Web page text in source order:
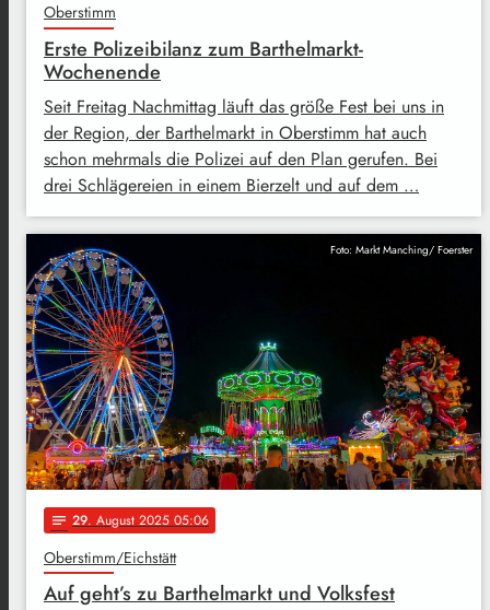
Oberstimm
Erste Polizeibilanz zum Barthelmarkt-
Wochenende
Seit Freitag Nachmittag läuft das größe Fest bei uns in
der Region, der Barthelmarkt in Oberstimm hat auch
schon mehrmals die Polizei auf den Plan gerufen. Bei
drei Schlägereien in einem Bierzelt und auf dem …
Foto: Markt Manching/ Foerster
notes 29. August 2025 05:06
Oberstimm/Eichstätt
Auf geht’s zu Barthelmarkt und Volksfest